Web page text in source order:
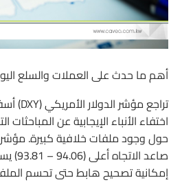
أهم ما حدث على العملات والسلع
اختفاء الأنباء الإيجابية عن المباحثات
إمكانية تصحيح هابط حتى تحسم